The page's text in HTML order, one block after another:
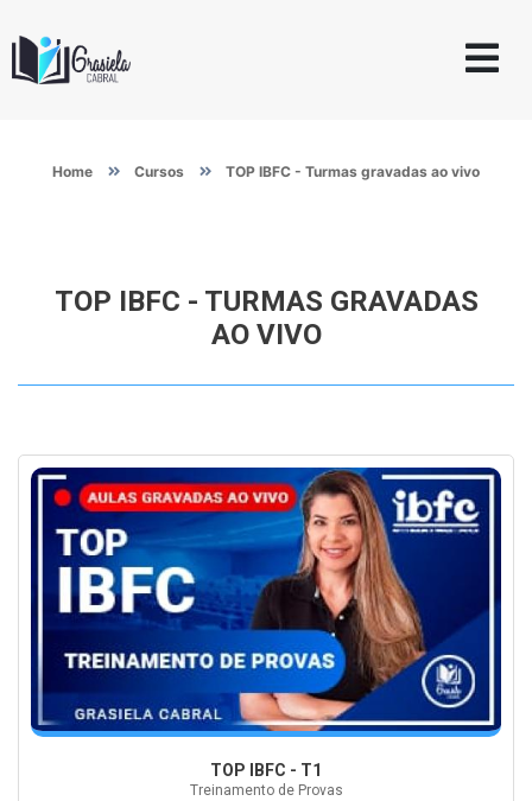
Home Cursos TOP IBFC - Turmas gravadas ao vivo
TOP IBFC - TURMAS GRAVADAS
AO VIVO
TOP IBFC - T1
Treinamento de Provas